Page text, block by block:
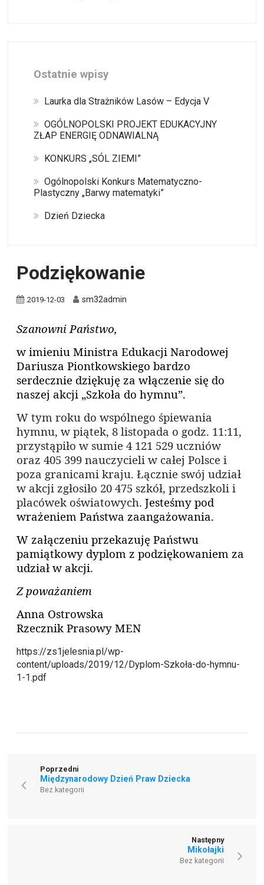
Ostatnie wpisy
Laurka dla Strażników Lasów – Edycja V
OGÓLNOPOLSKI PROJEKT EDUKACYJNY
ZŁAP ENERGIĘ ODNAWIALNĄ
KONKURS „SÓL ZIEMI”
Ogólnopolski Konkurs Matematyczno-
Plastyczny „Barwy matematyki”
Dzień Dziecka
Podziękowanie
2019-12-03 sm32admin
Szanowni Państwo,
w imieniu Ministra Edukacji Narodowej
Dariusza Piontkowskiego bardzo
serdecznie dziękuję za włączenie się do
naszej akcji „Szkoła do hymnu”.
W tym roku do wspólnego śpiewania
hymnu, w piątek, 8 listopada o godz. 11:11,
przystąpiło w sumie 4 121 529 uczniów
oraz 405 399 nauczycieli w całej Polsce i
poza granicami kraju. Łącznie swój udział
w akcji zgłosiło 20 475 szkół, przedszkoli i
placówek oświatowych.Jesteśmy pod
wrażeniem Państwa zaangażowania.
W załączeniu przekazuję Państwu
pamiątkowy dyplom z podziękowaniem za
udział w akcji.
Z poważaniem
Anna Ostrowska
Rzecznik Prasowy MEN
https://zs1jelesnia.pl/wp-
content/uploads/2019/12/Dyplom-Szkoła-do-hymnu-
1-1.pdf
Poprzedni
Międzynarodowy Dzień Praw Dziecka
Bez kategorii
Następny
Mikołajki
Bez kategorii